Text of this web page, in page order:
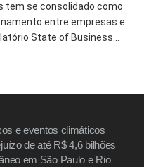
tem se consolidado como
entre empresas e
State of Business...
e eventos climáticos
de até R$ 4,6 bilhões
em São Paulo e Rio